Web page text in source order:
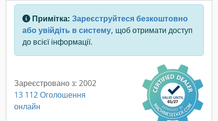
Примітка: Зареєструйтеся безкоштовно
або увійдіть в систему, щоб отримати доступ
до всієї інформації.
Зареєстровано з: 2002
13 112 Оголошення
онлайн